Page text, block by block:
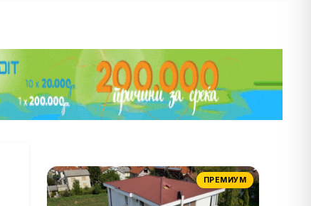
ПРЕМИУМ